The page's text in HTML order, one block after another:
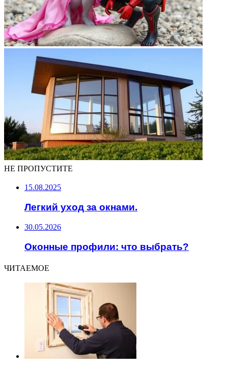
НЕ ПРОПУСТИТЕ
15.08.2025
Легкий уход за окнами.
30.05.2026
Оконные профили: что выбрать?
ЧИТАЕМОЕ